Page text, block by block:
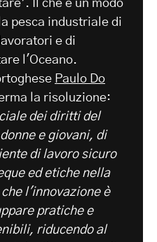
Il che è un modo
pesca industriale di
e di
l'Oceano.
Paulo Do
la risoluzione:
dei diritti del
e giovani, di
di lavoro sicuro
ed etiche nella
l'innovazione è
pratiche e
riducendo al